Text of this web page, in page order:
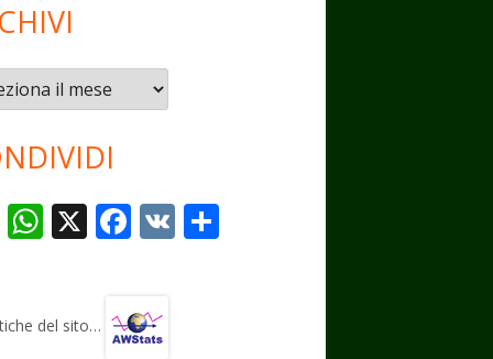
T
gr
W
s
X F
b
V
del sito…